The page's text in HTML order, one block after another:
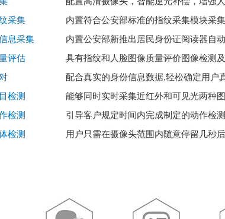
采集
内置符合公安部标准的指纹采集模块采
息采集
内置公安部新推出居民身份证阅读器自
评估
具有指纹和人脸图像质量评价图像检测
配合真实的身份信息数据,轻松确定用户
检测
能够同时实时采集近红外和可见光两种
检测
引导客户规定时间内完成制定的动作检
检测
用户只需在摄像头范围内随意停留几秒